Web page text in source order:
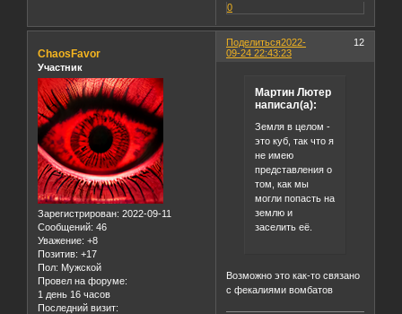
0
Поделиться 12
2022-
09-24 22:43:23
ChaosFavor
Участник
Зарегистрирован: 2022-09-11
Сообщений: 46
Уважение: +8
Позитив: +17
Пол: Мужской
Провел на форуме:
1 день 16 часов
Последний визит:
Мартин Лютер
написал(а):
Земля в целом -
это куб, так что я
не имею
представления о
том, как мы
могли попасть на
землю и
заселить её.
Возможно это как-то связано
с фекалиями вомбатов